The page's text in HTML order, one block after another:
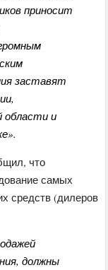
приносит
заставят
области и
что
самых
средств (дилеров
должны